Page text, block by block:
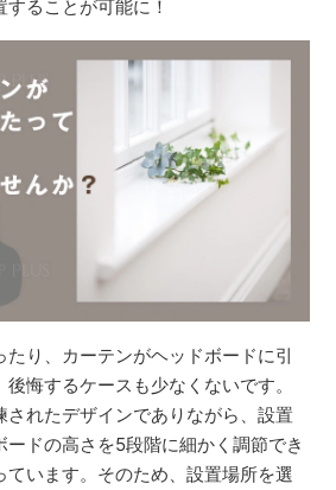
ることが可能に！
り、カーテンがヘッドボードに引
悔するケースも少なくないです。
されたデザインでありながら、設置
ドの高さを5段階に細かく調節でき
ています。そのため、設置場所を選